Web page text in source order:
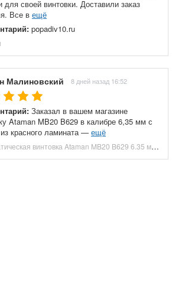
для своей винтовки. Доставили заказ
Все в ещё
popadiv10.ru
Малиновский 8 дней назад 16:52
Заказал в вашем магазине
Ataman MB20 B629 в калибре 6,35 мм с
красного ламината — ещё
Пневматическая винтовка Ataman MB20 B629 6.35 мм (редуктор, под полнотел, колба, красный ламинат) купить в Москве и СПБ, цена 153100 руб. Доставка по РФ!